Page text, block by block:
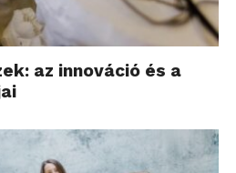
az innováció és a